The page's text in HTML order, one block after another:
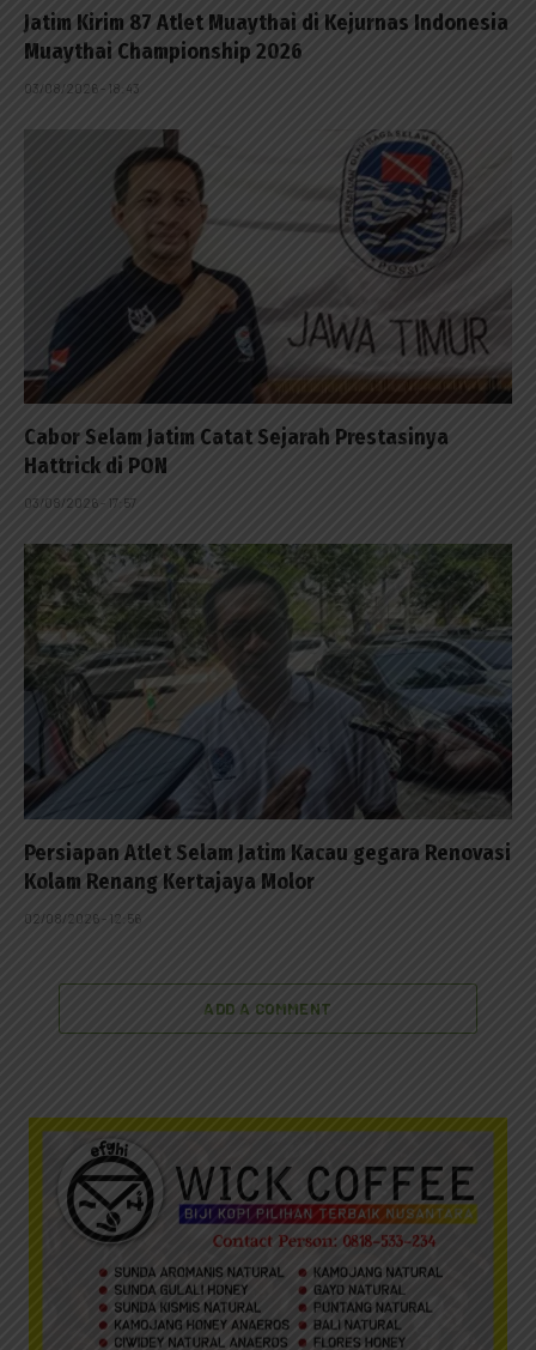
Jatim Kirim 87 Atlet Muaythai di Kejurnas Indonesia
Muaythai Championship 2026
03/08/2026 - 18:43
Cabor Selam Jatim Catat Sejarah Prestasinya
Hattrick di PON
03/08/2026 - 17:57
Persiapan Atlet Selam Jatim Kacau gegara Renovasi
Kolam Renang Kertajaya Molor
02/08/2026 - 12:56
ADD A COMMENT